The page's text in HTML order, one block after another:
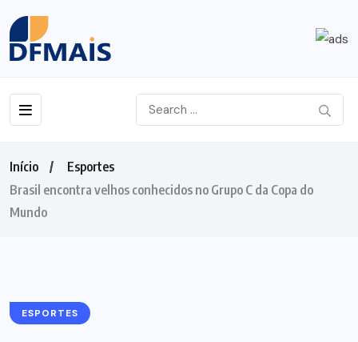
Início
Esportes
Brasil encontra velhos conhecidos no Grupo C da Copa do
Mundo
ESPORTES